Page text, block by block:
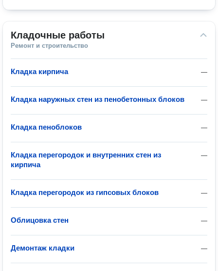
Кладочные работы
Ремонт и строительство
—
Кладка кирпича
—
Кладка наружных стен из пенобетонных блоков
—
Кладка пеноблоков
—
Кладка перегородок и внутренних стен из
кирпича
—
Кладка перегородок из гипсовых блоков
—
Облицовка стен
—
Демонтаж кладки